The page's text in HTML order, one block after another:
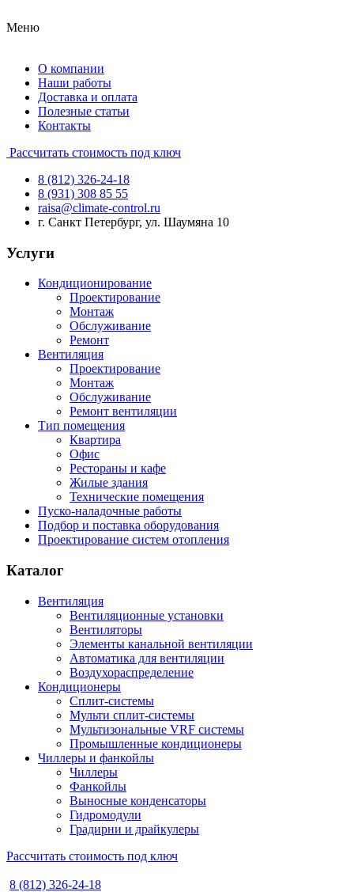
Меню
О компании
Наши работы
Доставка и оплата
Полезные статьи
Контакты
Рассчитать стоимость под ключ
8 (812) 326-24-18
8 (931) 308 85 55
raisa@climate-control.ru
г. Санкт Петербург, ул. Шаумяна 10
Услуги
Кондиционирование
Проектирование
Монтаж
Обслуживание
Ремонт
Вентиляция
Проектирование
Монтаж
Обслуживание
Ремонт вентиляции
Тип помещения
Квартира
Офис
Рестораны и кафе
Жилые здания
Технические помещения
Пуско-наладочные работы
Подбор и поставка оборудования
Проектирование систем отопления
Каталог
Вентиляция
Вентиляционные установки
Вентиляторы
Элементы канальной вентиляции
Автоматика для вентиляции
Воздухораспределение
Кондиционеры
Сплит-системы
Мульти сплит-системы
Мультизональные VRF системы
Промышленные кондиционеры
Чиллеры и фанкойлы
Чиллеры
Фанкойлы
Выносные конденсаторы
Гидромодули
Градирни и драйкулеры
Рассчитать стоимость под ключ
8 (812) 326-24-18